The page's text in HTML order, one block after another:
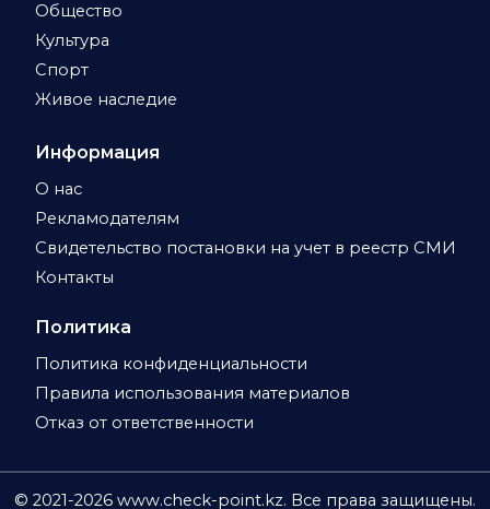
Общество
Культура
Спорт
Живое наследие
Информация
О нас
Рекламодателям
Свидетельство постановки на учет в реестр СМИ
Контакты
Политика
Политика конфиденциальности
Правила использования материалов
Отказ от ответственности
© 2021-2026 www.check-point.kz. Все права защищены.